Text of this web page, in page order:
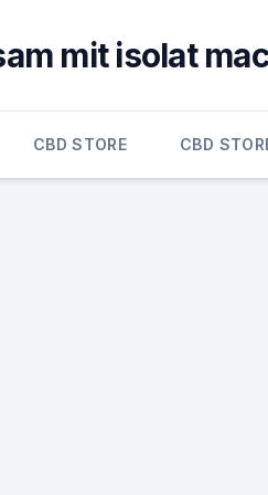
mit isolat
CBD STORE CBD